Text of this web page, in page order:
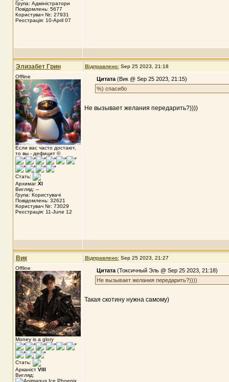
Група: Адміністратори
Повідомлень: 5677
Користувач №: 27931
Реєстрація: 10-April 07
Элизабет Грин Відправлено: Sep 25 2023, 21:18
Offline
Если вас часто достают,
то вы - дефицит ©
Стать:
Архимаг XI
Вигляд: --
Група: Користувачі
Повідомлень: 32621
Користувач №: 73029
Реєстрація: 11-June 12
Цитата(Вик @ Sep 25 2023, 21:15)
%) спасибо
Не вызывает желания передарить?))))
Вик Відправлено: Sep 25 2023, 21:27
Offline
Money is a glory
Стать:
Арканіст VIII
Вигляд:
Цитата(Токсичный Эль @ Sep 25 2023, 21:18)
Не вызывает желания передарить?))))
Такая скотину нужна самому)